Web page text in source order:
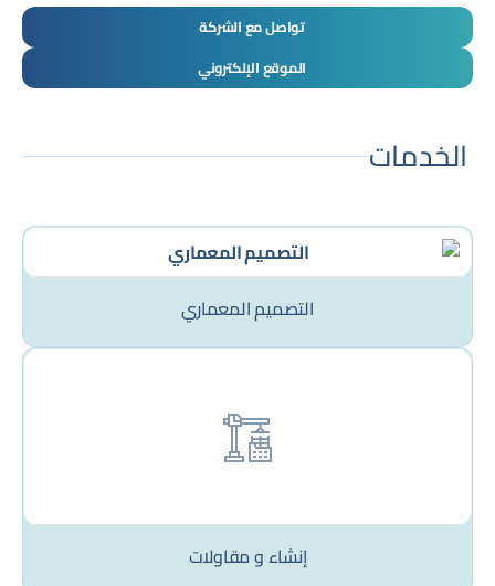
تواصل مع الشركة
الموقع الإلكتروني
الخدمات
التصميم المعماري
إنشاء و مقاولات